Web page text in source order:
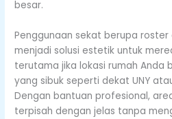
besar.
Penggunaan sekat berupa
menjadi solusi estetik untuk
terutama jika lokasi rumah Anda
yang sibuk seperti dekat UNY
Dengan bantuan profesional,
terpisah dengan jelas tanpa